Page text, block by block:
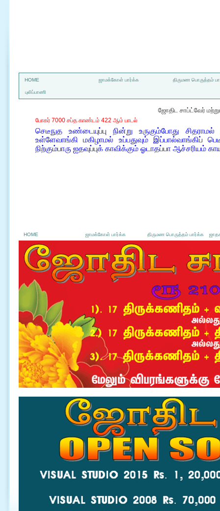
HOME ஜாமக்கோள் பார்க்க திருமண பொருத்தம்
புலிப்பாணி
ஜோதிட சாப்ட்வேர்
போகர் 7000 சப்த காண்டம் 422 ஆம் பாடல்
செடீநுத உண்டையுப்பு நின்று உருகும்போது
உள்ளேவாங்கி மகிழாமல் உப்பதுவும் இப்பால்வாங்கிப்
நிற்கும்பாரு ஐதவுப்புக் காவிக்கும் ஓடாதப்பா ஆச்சரியம்
HOME ஜாமக்கோள் பார்க்க திருமண பொருத்தம் பார்க்க